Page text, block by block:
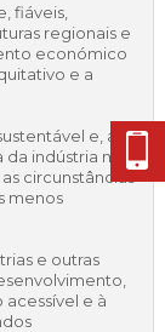
fiáveis,
regionais e
económico
e a
e, até
indústria no
circunstâncias
menos
e outras
e à